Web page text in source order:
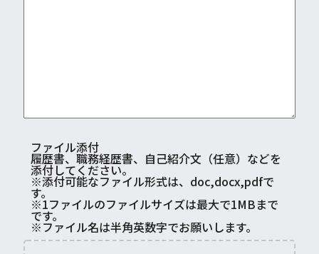
ファイル添付
履歴書、職務経歴書、自己紹介文（任意）などを
添付してください。
※添付可能なファイル形式は、doc,docx,pdfで
す。
※1ファイルのファイルサイズは最大で1MBまで
です。
※ファイル名は半角英数字でお願いします。